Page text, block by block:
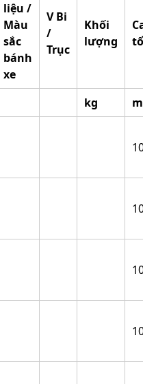
liệu /
Màu
sắc
bánh
xe
V Bi
/
Trục
Khối
lượng
kg